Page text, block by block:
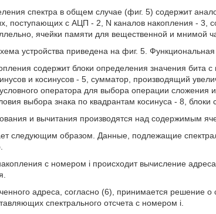
спектра в общем случае (фиг. 5) содержит
поступающих с АЦП - 2, N каналов накопления - 3,
ячейки памяти для вещественной и мнимой
устройства приведена на фиг. 5.
содержит блоки определения значения бита
и косинусов - 5, сумматор, производящий
оператора для выбора операции
выбора знака по квадрантам косинуса - 8,
и вычитания производятся над содержимым
следующим образом. Данные, подлежащие
с номером i происходит вычисление
адреса, согласно (6), принимается решение
спектрального отсчета с номером i.